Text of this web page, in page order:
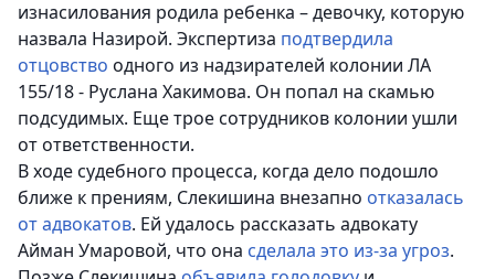
изнасилования родила ребенка – девочку, которую
назвала Назирой. Экспертиза подтвердила
отцовство одного из надзирателей колонии ЛА
155/18 - Руслана Хакимова. Он попал на скамью
подсудимых. Еще трое сотрудников колонии ушли
от ответственности.
В ходе судебного процесса, когда дело подошло
ближе к прениям, Слекишина внезапно отказалась
от адвокатов. Ей удалось рассказать адвокату
Айман Умаровой, что она сделала это из-за угроз.